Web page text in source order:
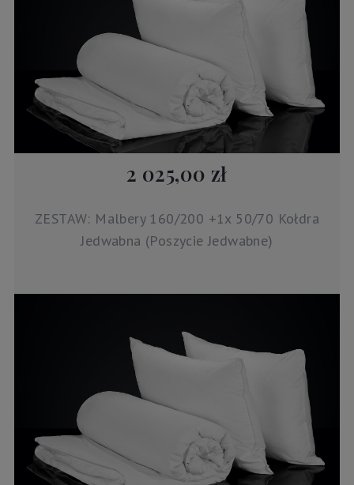
2 025,00 zł
ZESTAW: Malbery 160/200 +1x 50/70 Kołdra
Jedwabna (Poszycie Jedwabne)